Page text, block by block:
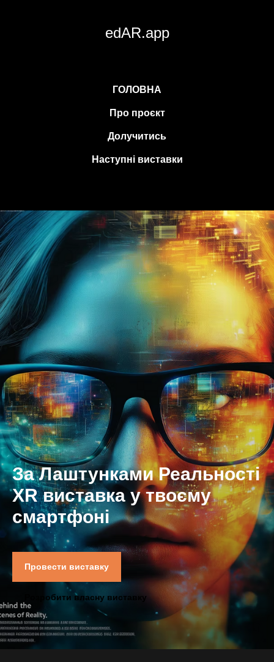
edAR.app
ГОЛОВНА
Про проєкт
Долучитись
Наступні виставки
За Лаштунками Реальності
XR виставка у твоєму
смартфоні
Провести виставку
Розробити власну виставку